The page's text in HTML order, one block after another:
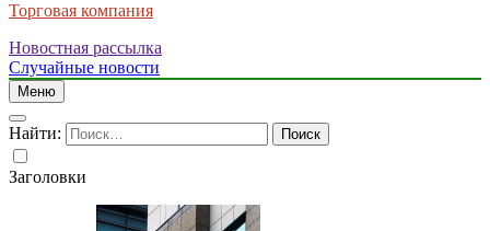
Торговая компания
Новостная рассылка
Случайные новости
Меню
Найти:
Заголовки